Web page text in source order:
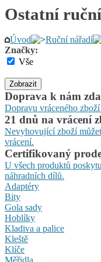
Ostatní
Úvod Ruční nářadí
Značky:
Vše
Zobrazit
Doprava k nám
Dopravu vráceného
21 dnů na vrácení
Nevyhovující zboží
vrácení.
Certifikovaný
U všech produktů
náhradních dílů.
Adaptéry
Bity
Gola sady
Hoblíky
Kladiva a palice
Kleště
Klíče
Měřidla